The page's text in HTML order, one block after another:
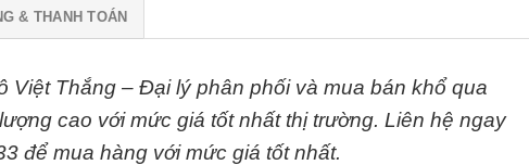
& THANH TOÁN
Việt Thắng – Đại lý phân phối và mua bán khổ qua
cao với mức giá tốt nhất thị trường. Liên hệ ngay
để mua hàng với mức giá tốt nhất.